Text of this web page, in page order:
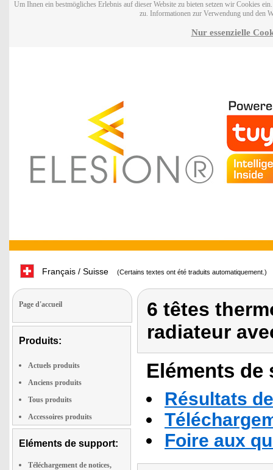
Um Ihnen ein bestmögliches Erlebnis auf dieser Website zu bieten setzen wir Cookies
zu. Informationen zur Verwendung und den
Nur essenzielle
Français / Suisse (Certains textes ont été traduits automatiquement.)
Page d'accueil
Produits:
Actuels produits
Anciens produits
Tous produits
Accessoires produits
Eléments de support:
Téléchargement de notices,
6 têtes
radiateur
Eléments
Résultats
Foire aux